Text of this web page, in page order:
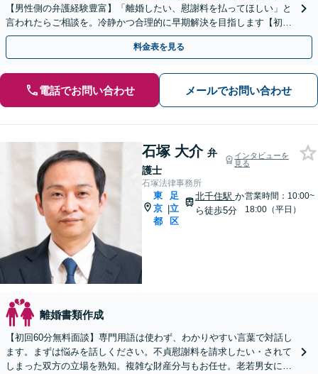
【男性側の弁護経験豊富】「離婚したい、慰謝料を払ってほしい」と
言われたらご相談を。冷静かつ合理的に早期解決を目指します【初回
面談無料】
料金表を見る
電話でお問い合わせ メールでお問い合わせ
石塚 大介 弁
護士
インタビューを
見る
石塚法律事務所
東
京
都
|
足
立
区
北千住駅 か
ら徒歩5分
営業時間：10:00~
18:00（平日）
離婚書類作成
【初回60分無料面談】専門用語は使わず、わかりやすい言葉で対話し
ます。まずは悩みを話しください。不貞慰謝料を請求したい・されて
しまった双方の立場を熟知。複雑な財産分与もお任せ。老若男女に幅